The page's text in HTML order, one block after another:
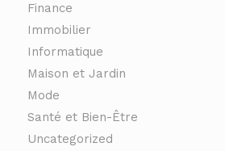
Finance
Immobilier
Informatique
Maison et Jardin
Mode
Santé et Bien-Être
Uncategorized